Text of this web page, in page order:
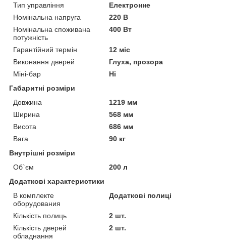
Тип управління
Електронне
Номінальна напруга
220 В
Номінальна споживана
потужність
400 Вт
Гарантійний термін
12 міс
Виконання дверей
Глуха, прозора
Міні-бар
Ні
Габаритні розміри
Довжина
1219 мм
Ширина
568 мм
Висота
686 мм
Вага
90 кг
Внутрішні розміри
Об`єм
200 л
Додаткові характеристики
В комплекте
оборудования
Додаткові полиці
Кількість полиць
2 шт.
Кількість дверей
обладнання
2 шт.